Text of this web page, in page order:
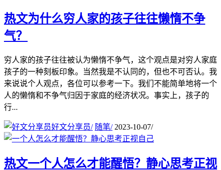
热文为什么穷人家的孩子往往懒惰不争
气？
穷人家的孩子往往被认为懒惰不争气，这个观点是对穷人家庭
孩子的一种刻板印象。当然我是不认同的，但也不可否认。我
来说说个人观点，各位可以参考一下。我们不能简单地将一个
人的懒惰和不争气归因于家庭的经济状况。事实上，孩子的
行...
好文分享员/ 随笔/ 2023-10-07/
热文一个人怎么才能醒悟？静心思考正视